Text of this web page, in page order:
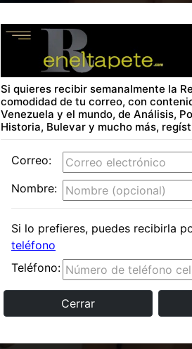
Si quieres recibir semanalmente la
comodidad de tu correo, con
Venezuela y el mundo, de Análisis,
Historia, Bulevar y mucho más,
Correo:
Nombre:
Si lo prefieres, puedes recibirla
teléfono
Teléfono:
Cerrar